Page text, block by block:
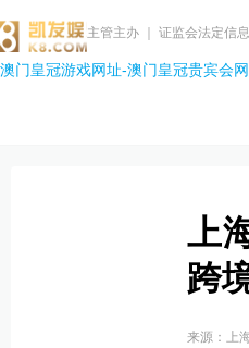
主管主办 ｜ 证监会法定信
澳门皇冠游戏网址-澳门皇冠贵宾会
上
跨
来源：上